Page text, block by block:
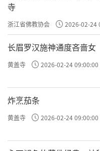
寺
浙江省佛教协会 2026-02-24
长眉罗汉施神通度吝啬女
黄盖寺 2026-02-24 09:00:00
炸烹茄条
黄盖寺 2026-02-24 09:00:00